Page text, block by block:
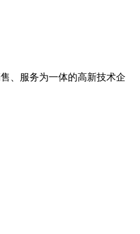
、服务为一体的高新技术企